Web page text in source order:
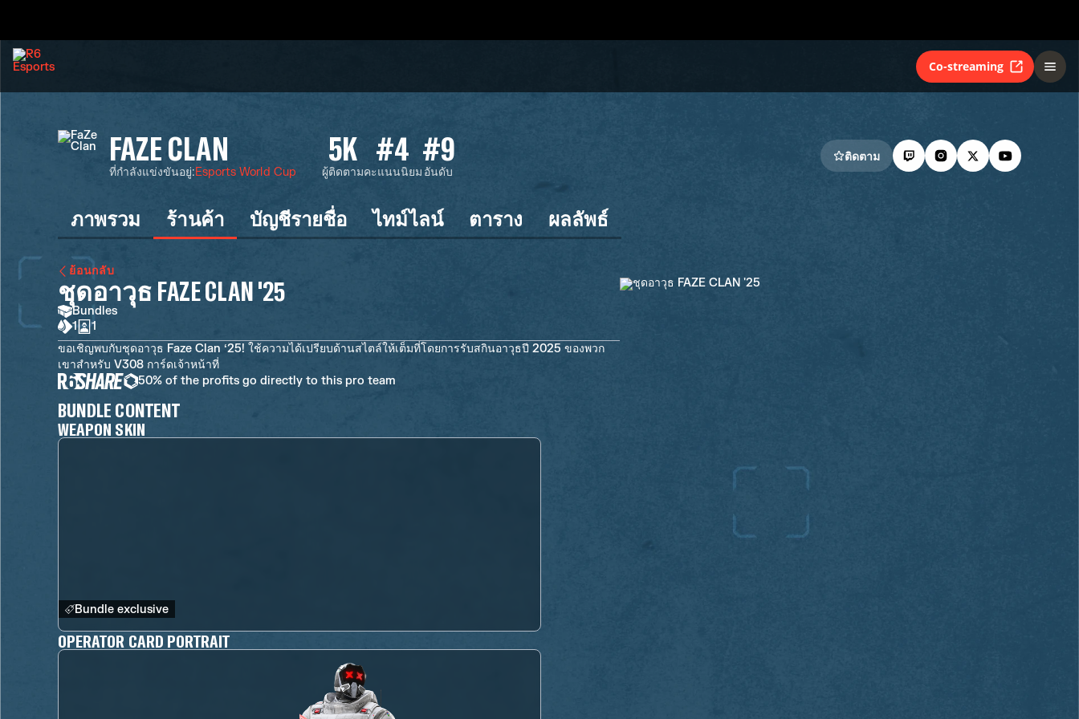
Co-streaming
FAZE CLAN
ที่กำลังแข่งขันอยู่:Esports World Cup
5K
ผู้ติดตาม
#4
คะแนนนิยม
#9
อันดับ
ติดตาม
ภาพรวม ร้านค้า บัญชีรายชื่อ ไทม์ไลน์ ตาราง ผลลัพธ์
ย้อนกลับ
ชุดอาวุธ FAZE CLAN '25
Bundles
1
1
ขอเชิญพบกับชุดอาวุธ Faze Clan ‘25! ใช้ความได้เปรียบด้านสไตล์ให้เต็มที่โดยการรับสกินอาวุธปี 2025 ของพวก
เขาสำหรับ V308 การ์ดเจ้าหน้าที่
50% of the profits go directly to this pro team
BUNDLE CONTENT
WEAPON SKIN
Bundle exclusive
OPERATOR CARD PORTRAIT